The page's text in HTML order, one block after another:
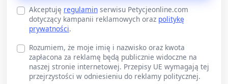
Akceptuję regulamin serwisu Petycjeonline.com
dotyczący kampanii reklamowych oraz politykę
prywatności.
Rozumiem, że moje imię i nazwisko oraz kwota
zapłacona za reklamę będą publicznie widoczne na
naszej stronie internetowej. Przepisy UE wymagają tej
przejrzystości w odniesieniu do reklamy politycznej.